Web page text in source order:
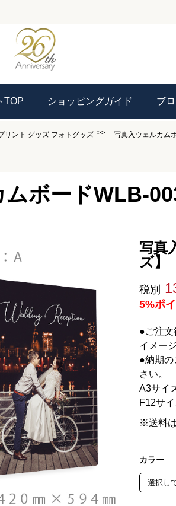
TOP ショッピングガイド ブ
リント グッズ フォトグッズ 写真入ウェルカム
ボードWLB-
写真
ズ】
税別
5%ポ
●ご注文
イメー
●納期の
さい。
A3サイ
F12サ
※送料
カラー